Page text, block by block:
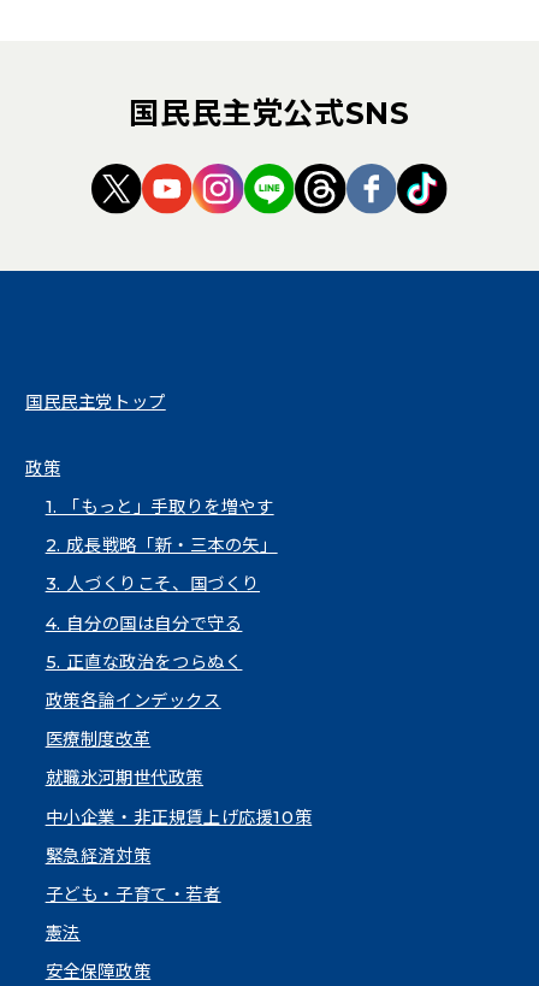
国民民主党公式SNS
（新しいタブで開く）
（新しいタブで開く）
（新しいタブで開く）
（新しいタブで開く）
（新しいタブで開
（新しいタブ
（新しい
国民民主党トップ
政策
1. 「もっと」手取りを増やす
2. 成長戦略「新・三本の矢」
3. 人づくりこそ、国づくり
4. 自分の国は自分で守る
5. 正直な政治をつらぬく
政策各論インデックス
医療制度改革
就職氷河期世代政策
中小企業・非正規賃上げ応援10策
緊急経済対策
子ども・子育て・若者
憲法
安全保障政策